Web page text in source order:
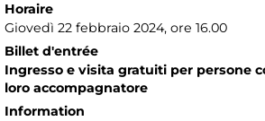
Horaire
Giovedì 22 febbraio 2024, ore 16.00
Billet d'entrée
Ingresso e visita gratuiti per persone
loro accompagnatore
Information